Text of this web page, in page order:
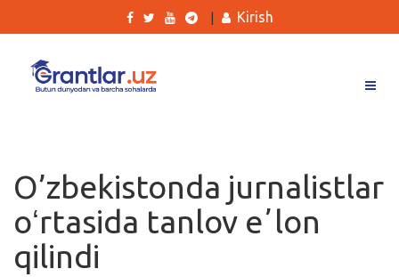
Ishlar
Kurslar
Blog
Kirish
O’zbekistonda jurnalistlar
oʻrtasida tanlov eʼlon
qilindi